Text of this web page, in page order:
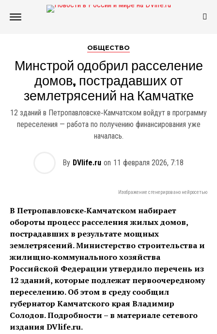
ОБЩЕСТВО
Минстрой одобрил расселение
домов, пострадавших от
землетрясений на Камчатке
12 зданий в Петропавловске‑Камчатском войдут в программу
переселения — работа по получению финансирования уже
началась.
By DVlife.ru on 11 февраля 2026, 7:18
Изображение сгенерировано нейросетью
В Петропавловске‑Камчатском набирает
обороты процесс расселения жилых домов,
пострадавших в результате мощных
землетрясений. Министерство строительства и
жилищно‑коммунального хозяйства
Российской Федерации утвердило перечень из
12 зданий, которые подлежат первоочередному
переселению. Об этом в среду сообщил
губернатор Камчатского края Владимир
Солодов. Подробности – в материале сетевого
издания DVlife.ru.